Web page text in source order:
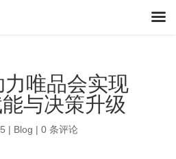
力唯品会实现
与决策升级
| Blog | 0 条评论